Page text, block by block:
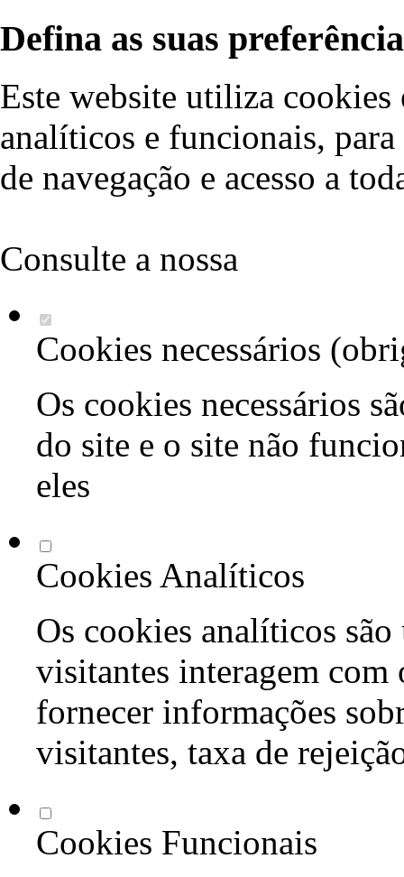
Defina as suas
Este website utiliza cookies
analíticos e funcionais,
de navegação e acesso a
Consulte a nossa
Cookies necessários
Os cookies necessários
do site e o site não
eles
Cookies Analíticos
Os cookies analíticos são
visitantes interagem com
fornecer informações
visitantes, taxa de
Cookies Funcionais